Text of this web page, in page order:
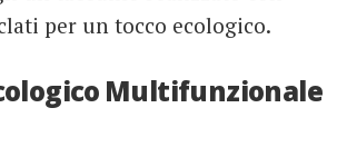
per un tocco ecologico.
Multifunzionale